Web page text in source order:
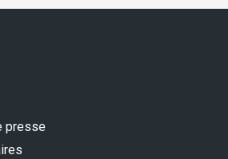
presse